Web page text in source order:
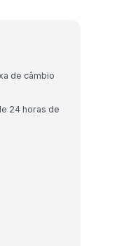
de câmbio
24 horas de